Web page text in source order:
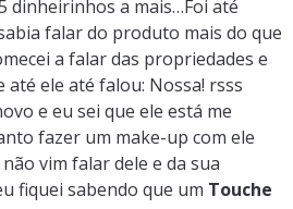
dinheirinhos a mais…Foi até
falar do produto mais do que
a falar das propriedades e
até ele até falou: Nossa! rsss
e eu sei que ele está me
fazer um make-up com ele
vim falar dele e da sua
fiquei sabendo que um Touche